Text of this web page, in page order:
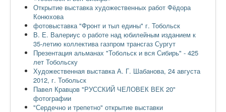
Открытие выставка художественных работ Фёдора
Конюхова
фотовыставка "Фронт и тыл едины" г. Тобольск
В. Е. Валериус о работе над юбилейным изданием к
35-летию коллектива газпром трансгаз Сургут
Презентация альманах "Тобольск и вся Сибирь" - 425
лет Тобольску
Художественная выставка А. Г. Шабанова, 24 августа
2012, г. Тобольск
Павел Кравцов "РУССКИЙ ЧЕЛОВЕК ВЕК 20"
фотографии
"Сердечно и трепетно" открытие выставки